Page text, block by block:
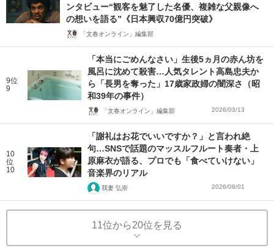
ンタビュー“観客を魅了した名優、複雑な父親像へ
の想いを語る”《日本興収70億円突破》
「文春オンライン」編集部
9位
9
「本当にごめんなさい」生後5ヵ月の赤ん坊を
風呂に沈めて殺害…人気タレント高島忠夫か
ら「長男を奪った」17歳家政婦の闇深さ（昭
和39年の事件）
「文春オンライン」編集部 2026/03/13
10
位
10
「謝礼はお花でいいですか？」と言われ絶
句…SNSで話題のマッスルフルート奏者・上
原麻衣が語る、プロでも「食べていけない」
音楽界のリアル
我妻 弘崇 2026/08/01
11位から20位を見る